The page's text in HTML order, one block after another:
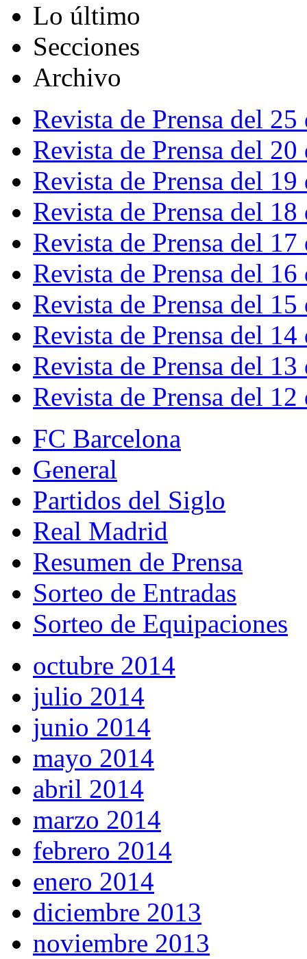
Lo último
Secciones
Archivo
Revista de Prensa del
Revista de Prensa del
Revista de Prensa del
Revista de Prensa del
Revista de Prensa del
Revista de Prensa del
Revista de Prensa del
Revista de Prensa del
Revista de Prensa del
Revista de Prensa del
FC Barcelona
General
Partidos del Siglo
Real Madrid
Resumen de Prensa
Sorteo de Entradas
Sorteo de Equipaciones
octubre 2014
julio 2014
junio 2014
mayo 2014
abril 2014
marzo 2014
febrero 2014
enero 2014
diciembre 2013
noviembre 2013